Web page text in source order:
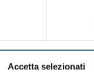
Accetta selezionati